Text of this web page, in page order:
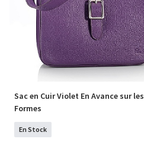
Sac en Cuir Violet En Avance sur les
Formes
En Stock